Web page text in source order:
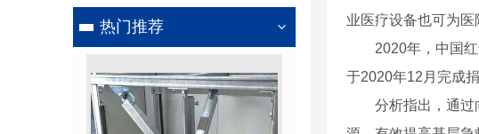
热门推荐
业医疗设备也可为医
2020年，中国红十
于2020年12月完成
分析指出，通过向